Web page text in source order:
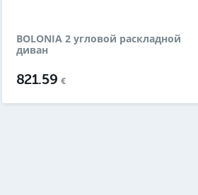
BOLONIA 2 угловой раскладной
диван
821.59 €